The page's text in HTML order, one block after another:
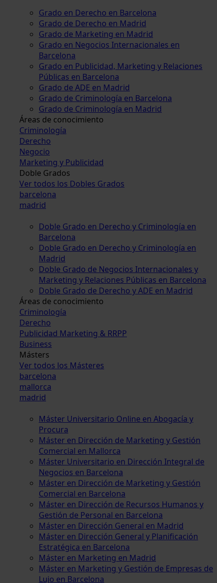
Grado en Derecho en Barcelona
Grado de Derecho en Madrid
Grado de Marketing en Madrid
Grado en Negocios Internacionales en
Barcelona
Grado en Publicidad, Marketing y Relaciones
Públicas en Barcelona
Grado de ADE en Madrid
Grado de Criminología en Barcelona
Grado de Criminología en Madrid
Áreas de conocimiento
Criminología
Derecho
Negocio
Marketing y Publicidad
Doble Grados
Ver todos los Dobles Grados
barcelona
madrid
Doble Grado en Derecho y Criminología en
Barcelona
Doble Grado en Derecho y Criminología en
Madrid
Doble Grado de Negocios Internacionales y
Marketing y Relaciones Públicas en Barcelona
Doble Grado de Derecho y ADE en Madrid
Áreas de conocimiento
Criminología
Derecho
Publicidad Marketing & RRPP
Business
Másters
Ver todos los Másteres
barcelona
mallorca
madrid
Máster Universitario Online en Abogacía y
Procura
Máster en Dirección de Marketing y Gestión
Comercial en Mallorca
Máster Universitario en Dirección Integral de
Negocios en Barcelona
Máster en Dirección de Marketing y Gestión
Comercial en Barcelona
Máster en Dirección de Recursos Humanos y
Gestión de Personal en Barcelona
Máster en Dirección General en Madrid
Máster en Dirección General y Planificación
Estratégica en Barcelona
Máster en Marketing en Madrid
Máster en Marketing y Gestión de Empresas de
Lujo en Barcelona